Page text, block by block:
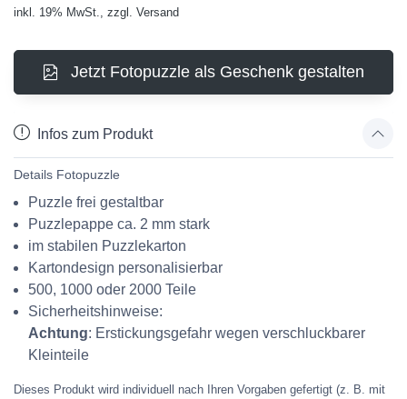
inkl. 19% MwSt., zzgl. Versand
Jetzt Fotopuzzle als Geschenk gestalten
Infos zum Produkt
Details Fotopuzzle
Puzzle frei gestaltbar
Puzzlepappe ca. 2 mm stark
im stabilen Puzzlekarton
Kartondesign personalisierbar
500, 1000 oder 2000 Teile
Sicherheitshinweise:
Achtung: Erstickungsgefahr wegen verschluckbarer
Kleinteile
Dieses Produkt wird individuell nach Ihren Vorgaben gefertigt (z. B. mit